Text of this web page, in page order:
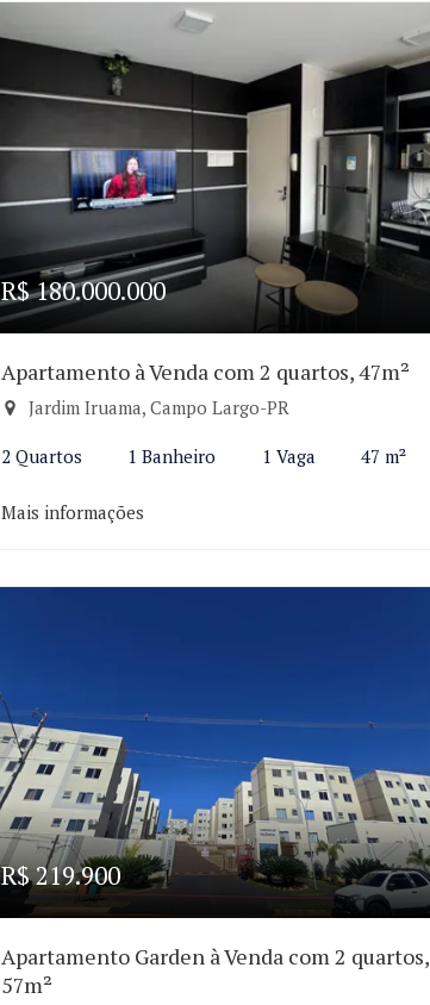
R$ 180.000.000
Apartamento à Venda com 2 quartos, 47m²
Jardim Iruama, Campo Largo-PR
2 Quartos 1 Banheiro 1 Vaga 47 m²
Mais informações
R$ 219.900
Apartamento Garden à Venda com 2 quartos,
57m²